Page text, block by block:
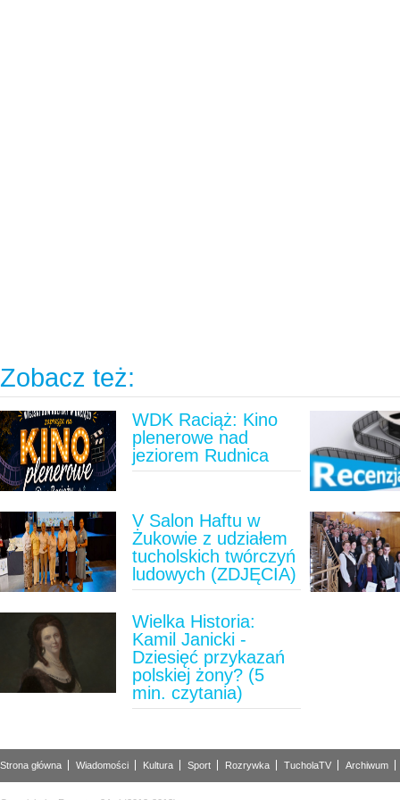
Zobacz też:
WDK Raciąż: Kino
plenerowe nad
jeziorem Rudnica
V Salon Haftu w
Żukowie z udziałem
tucholskich twórczyń
ludowych (ZDJĘCIA)
Wielka Historia:
Kamil Janicki -
Dziesięć przykazań
polskiej żony? (5
min. czytania)
Strona główna Wiadomości Kultura Sport Rozrywka TucholaTV Archiwum